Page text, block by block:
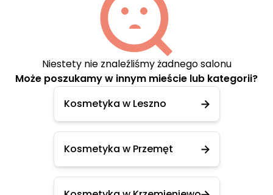
Niestety nie znaleźliśmy żadnego salonu
Może poszukamy w innym mieście lub kategorii?
Kosmetyka w Leszno
Kosmetyka w Przemęt